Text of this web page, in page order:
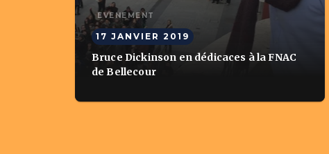
ÉVÈNEMENT
17 JANVIER 2019
Bruce Dickinson en dédicaces à la FNAC
de Bellecour